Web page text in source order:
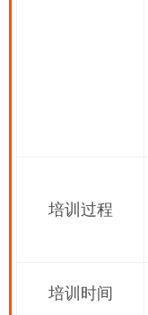
培训过程
培训时间